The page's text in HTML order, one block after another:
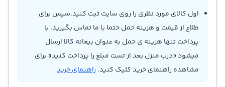
اول کالای مورد نظری را روی سایت ثبت کنید.سپس برای
طلاع از قیمت و هزینه حمل حتما با ما تماس بگیرید، با
پرداخت تنها هزینه ی حمل به عنوان بیعانه کالا ارسال
میشود «درب منزل بعد از تست مبلغ را پرداخت کنید» برای
مشاهده راهنمای خرید کلیک کنید. راهنمای خرید